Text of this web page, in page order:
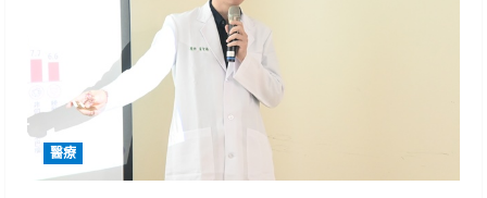
醫療